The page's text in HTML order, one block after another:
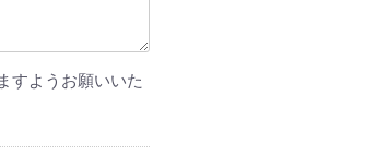
すようお願いいた